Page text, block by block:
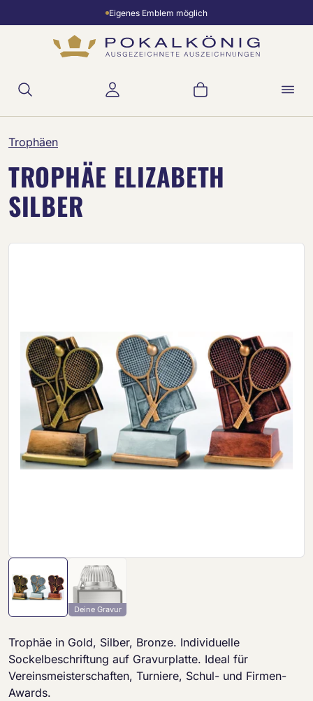
Zum Hauptinhalt springenEigenes Emblem möglich
Warenkorb
Trophäen
TROPHÄE ELIZABETH
SILBER
Deine Gravur
Trophäe in Gold, Silber, Bronze. Individuelle
Sockelbeschriftung auf Gravurplatte. Ideal für
Vereinsmeisterschaften, Turniere, Schul- und Firmen-
Awards.